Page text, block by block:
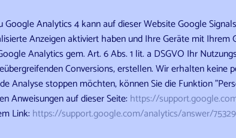
Google Analytics 4 kann auf dieser Website Google
Anzeigen aktiviert haben und Ihre Geräte mit
Analytics gem. Art. 6 Abs. 1 lit. a DSGVO Ihr
Conversions, erstellen. Wir erhalten
Analyse stoppen möchten, können Sie die Funktion
Anweisungen auf dieser Seite:https://
Link:https://support.google.com/analytics/answer/